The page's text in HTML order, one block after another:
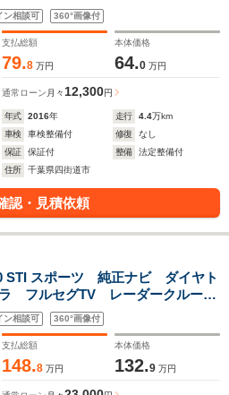
衝突被害軽減ブレーキ ブライ
ルシフト ETC LEDヘッドライ
ン相談可 360°画像付
支払総額
79.8 万円
本体価格
64.0 万円
通常ローン 月々 12,300円
年式 2016年 走行 4.4万km
車検
車検整備付 修復
なし
保証
保証付 整備
法定整備付
住所
千葉県四街道市
認・見積依頼
STI スポーツ 純正ナビ ダイヤト
フルセグTV レーダークルーズ
ブレーキ パワーシート ブライ
LEDヘッドライト 純正アル
ン相談可 360°画像付
支払総額
148.8 万円
本体価格
132.9 万円